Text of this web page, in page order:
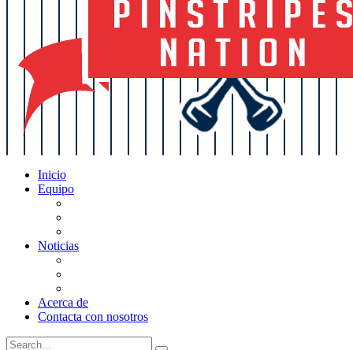
Inicio
Equipo
Noticias
Acerca de
Contacta con nosotros